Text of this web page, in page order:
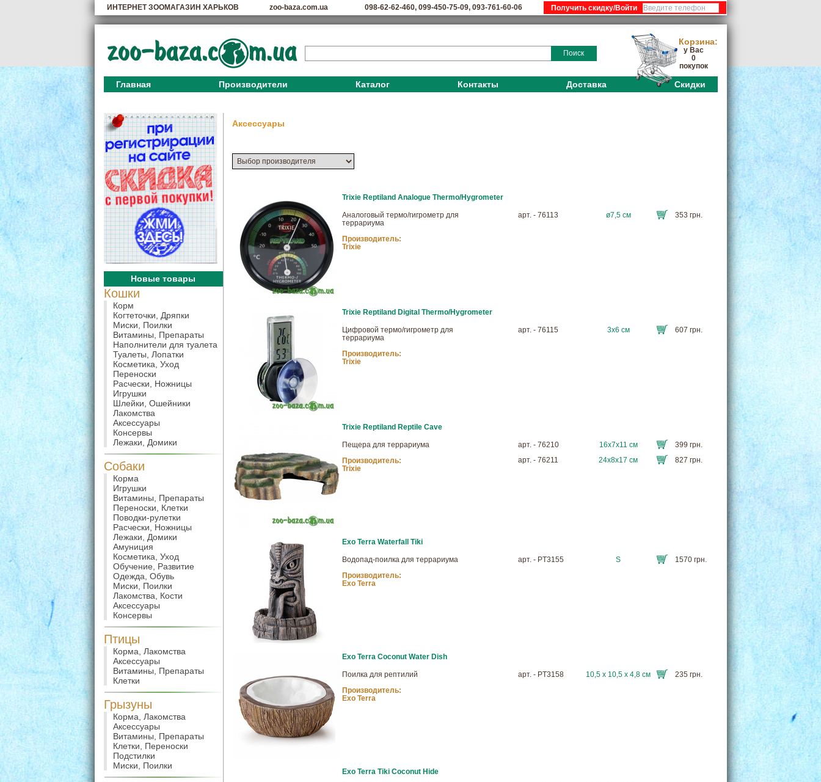
ИНТЕРНЕТ ЗООМАГАЗИН ХАРЬКОВ zoo-baza.com.ua 098-62-62-460, 099-450-75-09, 093-761-60-06 :
Поиск
Корзина:
у Вас
0
покупок
Главная Производители Каталог Контакты Доставка Скидки
Новые товары
Кошки
Корм
Когтеточки, Дряпки
Миски, Поилки
Витамины, Препараты
Наполнители для туалета
Туалеты, Лопатки
Косметика, Уход
Переноски
Расчески, Ножницы
Игрушки
Шлейки, Ошейники
Лакомства
Аксессуары
Консервы
Лежаки, Домики
Собаки
Корма
Игрушки
Витамины, Препараты
Переноски, Клетки
Поводки-рулетки
Расчески, Ножницы
Лежаки, Домики
Амуниция
Косметика, Уход
Обучение, Развитие
Одежда, Обувь
Миски, Поилки
Лакомства, Кости
Аксессуары
Консервы
Птицы
Корма, Лакомства
Аксессуары
Витамины, Препараты
Клетки
Грызуны
Корма, Лакомства
Аксессуары
Витамины, Препараты
Клетки, Переноски
Подстилки
Миски, Поилки
Аксессуары
Trixie Reptiland Analogue Thermo/Hygrometer
Аналоговый термо/гигрометр для
террариума
Производитель:
Trixie
арт. - 76113 ø7,5 см 353 грн.
Trixie Reptiland Digital Thermo/Hygrometer
Цифровой термо/гигрометр для
террариума
Производитель:
Trixie
арт. - 76115 3х6 см 607 грн.
Trixie Reptiland Reptile Cave
Пещера для террариума
Производитель:
Trixie
арт. - 76210 16х7х11 см
399 грн.
арт. - 76211
24х8х17 см 827 грн.
Exo Terra Waterfall Tiki
Водопад-поилка для террариума
Производитель:
Exo Terra
арт. - PT3155 S 1570 грн.
Exo Terra Coconut Water Dish
Поилка для рептилий
Производитель:
Exo Terra
арт. - PT3158 10,5 х 10,5 х 4,8 см 235 грн.
Exo Terra Tiki Coconut Hide